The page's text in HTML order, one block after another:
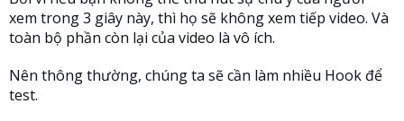
xem trong 3 giây này, thì họ sẽ không xem tiếp video. Và
toàn bộ phần còn lại của video là vô ích.
Nên thông thường, chúng ta sẽ cần làm nhiều Hook để
test.